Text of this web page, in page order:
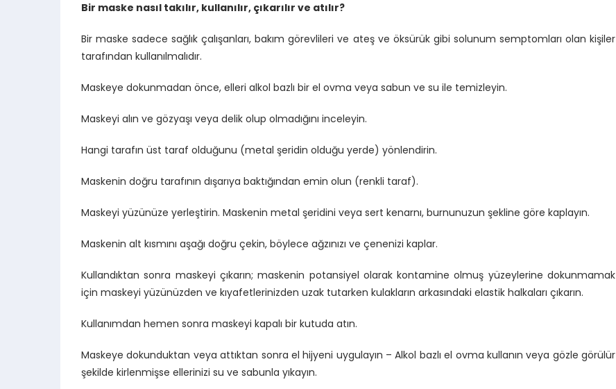
Bir maske nasıl takılır, kullanılır, çıkarılır ve atılır?
Bir maske sadece sağlık çalışanları, bakım görevlileri ve ateş ve öksürük gibi solunum semptomları olan kişiler
tarafından kullanılmalıdır.
Maskeye dokunmadan önce, elleri alkol bazlı bir el ovma veya sabun ve su ile temizleyin.
Maskeyi alın ve gözyaşı veya delik olup olmadığını inceleyin.
Hangi tarafın üst taraf olduğunu (metal şeridin olduğu yerde) yönlendirin.
Maskenin doğru tarafının dışarıya baktığından emin olun (renkli taraf).
Maskeyi yüzünüze yerleştirin. Maskenin metal şeridini veya sert kenarnı, burnunuzun şekline göre kaplayın.
Maskenin alt kısmını aşağı doğru çekin, böylece ağzınızı ve çenenizi kaplar.
Kullandıktan sonra maskeyi çıkarın; maskenin potansiyel olarak kontamine olmuş yüzeylerine dokunmamak
için maskeyi yüzünüzden ve kıyafetlerinizden uzak tutarken kulakların arkasındaki elastik halkaları çıkarın.
Kullanımdan hemen sonra maskeyi kapalı bir kutuda atın.
Maskeye dokunduktan veya attıktan sonra el hijyeni uygulayın – Alkol bazlı el ovma kullanın veya gözle görülür
şekilde kirlenmişse ellerinizi su ve sabunla yıkayın.